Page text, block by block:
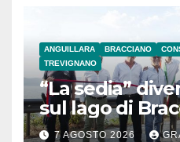
ANGUILLARA BRACCIANO
TREVIGNANO
“La sedia”
sul lago di
7 AGOSTO 2026